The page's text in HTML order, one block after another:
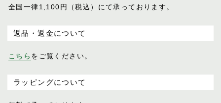
全国一律1,100円（税込）にて承っております。
返品・返金について
こちら をご覧ください。
ラッピングについて